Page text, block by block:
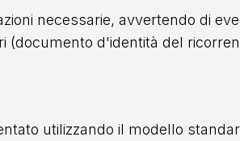
necessarie, avvertendo di
(documento d'identità del
utilizzando il modello